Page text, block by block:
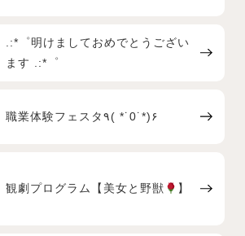
.:*゜明けましておめでとうござい
ます .:*゜
職業体験フェスタ٩( *˙0˙*)۶
観劇プログラム【美女と野獣 】